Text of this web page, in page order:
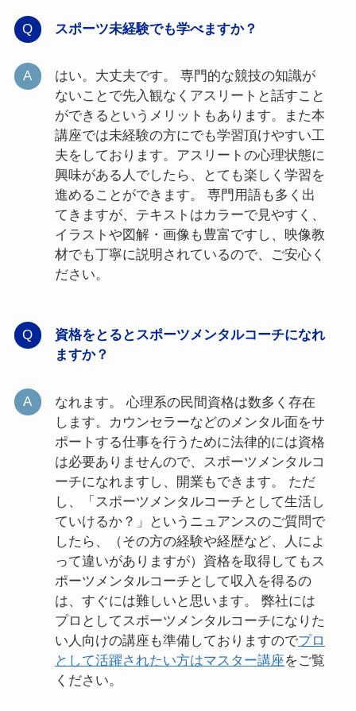
スポーツ未経験でも学べますか？
はい。大丈夫です。 専門的な競技の知識が
ないことで先入観なくアスリートと話すこと
ができるというメリットもあります。また本
講座では未経験の方にでも学習頂けやすい工
夫をしております。アスリートの心理状態に
興味がある人でしたら、とても楽しく学習を
進めることができます。 専門用語も多く出
てきますが、テキストはカラーで見やすく、
イラストや図解・画像も豊富ですし、映像教
材でも丁寧に説明されているので、ご安心く
ださい。
資格をとるとスポーツメンタルコーチになれ
ますか？
なれます。 心理系の民間資格は数多く存在
します。カウンセラーなどのメンタル面をサ
ポートする仕事を行うために法律的には資格
は必要ありませんので、スポーツメンタルコ
ーチになれますし、開業もできます。 ただ
し、「スポーツメンタルコーチとして生活し
ていけるか？」というニュアンスのご質問で
したら、（その方の経験や経歴など、人によ
って違いがありますが）資格を取得してもス
ポーツメンタルコーチとして収入を得るの
は、すぐには難しいと思います。 弊社には
プロとしてスポーツメンタルコーチになりた
い人向けの講座も準備しておりますのでプロ
として活躍されたい方はマスター講座をご覧
ください。